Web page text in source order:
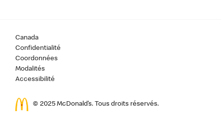
Canada
Confidentialité
Coordonnées
Modalités
Accessibilité
© 2025 McDonald’s. Tous droits réservés.